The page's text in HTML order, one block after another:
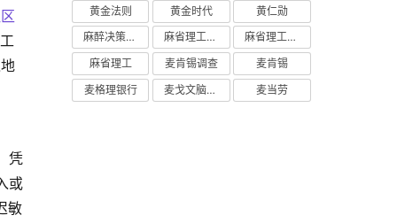
凭
或
敏
黄金法则
黄金时代
黄仁勋
麻醉决策支持
麻省理工学院研究
麻省理工学院
麻省理工
麦肯锡调查
麦肯锡
麦格理银行
麦戈文脑研究所 麦当劳